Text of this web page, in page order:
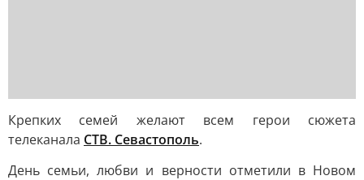
Крепких семей желают всем герои сюжета
телеканала СТВ. Севастополь.
День семьи, любви и верности отметили в Новом